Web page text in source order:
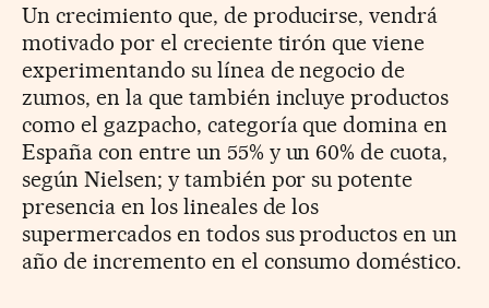
Un crecimiento que, de producirse, vendrá
motivado por el creciente tirón que viene
experimentando su línea de negocio de
zumos, en la que también incluye productos
como el gazpacho, categoría que domina en
España con entre un 55% y un 60% de cuota,
según Nielsen; y también por su potente
presencia en los lineales de los
supermercados en todos sus productos en un
año de incremento en el consumo doméstico.